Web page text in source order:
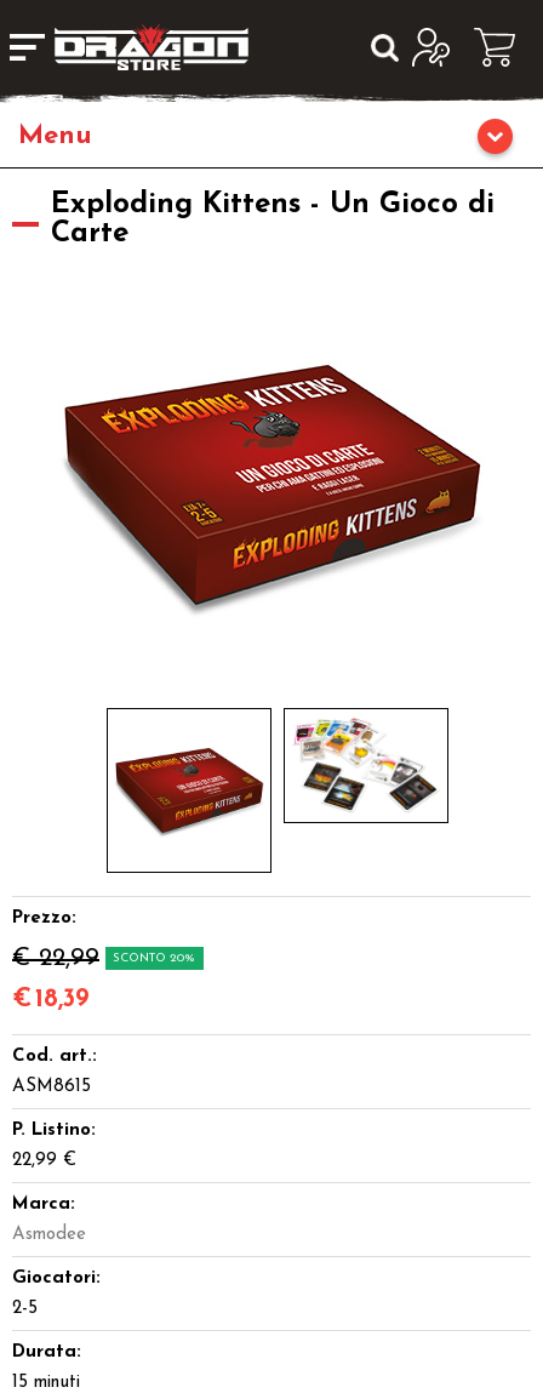
Giochi da Tavolo
Giochi di Carte Collezionabili
Miniature
Offerte del Dragone
Exploding Kittens - Un Gioco di
Carte
Prezzo:
€ 22,99 SCONTO 20%
€ 18,39
Cod. art.:
ASM8615
P. Listino:
22,99 €
Marca:
Asmodee
Giocatori:
2-5
Durata:
15 minuti